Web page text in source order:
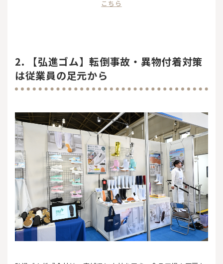
こちら
2. 【弘進ゴム】転倒事故・異物付着対策
は従業員の足元から